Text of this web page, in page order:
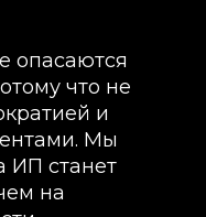
опасаются
что не
и
Мы
ИП станет
на